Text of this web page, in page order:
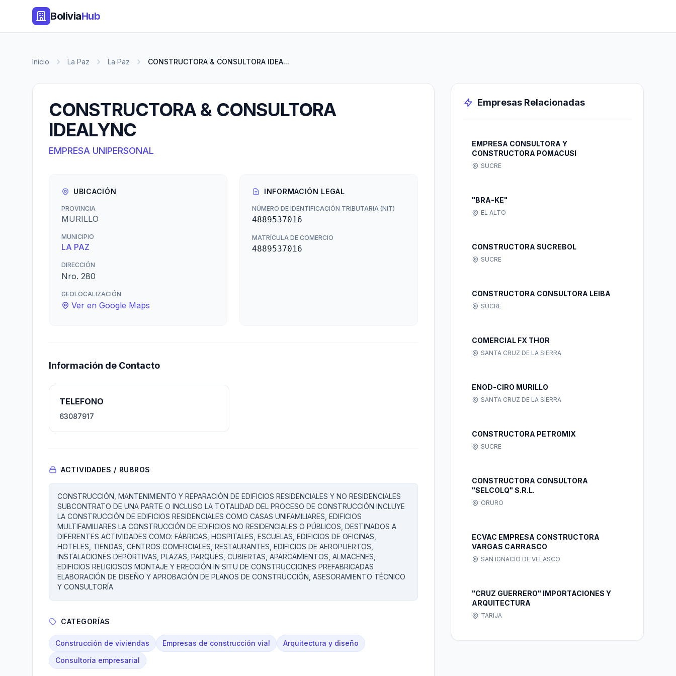
BoliviaHub
Inicio La Paz La Paz CONSTRUCTORA & CONSULTORA IDEA...
CONSTRUCTORA & CONSULTORA
IDEALYNC
EMPRESA UNIPERSONAL
UBICACIÓN
PROVINCIA
MURILLO
MUNICIPIO
LA PAZ
DIRECCIÓN
Nro. 280
GEOLOCALIZACIÓN
Ver en Google Maps
INFORMACIÓN LEGAL
NÚMERO DE IDENTIFICACIÓN TRIBUTARIA (NIT)
4889537016
MATRÍCULA DE COMERCIO
4889537016
Información de Contacto
TELEFONO
63087917
ACTIVIDADES / RUBROS
CONSTRUCCIÓN, MANTENIMIENTO Y REPARACIÓN DE EDIFICIOS RESIDENCIALES Y NO RESIDENCIALES
SUBCONTRATO DE UNA PARTE O INCLUSO LA TOTALIDAD DEL PROCESO DE CONSTRUCCIÓN INCLUYE
LA CONSTRUCCIÓN DE EDIFICIOS RESIDENCIALES COMO CASAS UNIFAMILIARES, EDIFICIOS
MULTIFAMILIARES LA CONSTRUCCIÓN DE EDIFICIOS NO RESIDENCIALES O PÚBLICOS, DESTINADOS A
DIFERENTES ACTIVIDADES COMO: FÁBRICAS, HOSPITALES, ESCUELAS, EDIFICIOS DE OFICINAS,
HOTELES, TIENDAS, CENTROS COMERCIALES, RESTAURANTES, EDIFICIOS DE AEROPUERTOS,
INSTALACIONES DEPORTIVAS, PLAZAS, PARQUES, CUBIERTAS, APARCAMIENTOS, ALMACENES,
EDIFICIOS RELIGIOSOS MONTAJE Y ERECCIÓN IN SITU DE CONSTRUCCIONES PREFABRICADAS
ELABORACIÓN DE DISEÑO Y APROBACIÓN DE PLANOS DE CONSTRUCCIÓN, ASESORAMIENTO TÉCNICO
Y CONSULTORÍA
CATEGORÍAS
Construcción de viviendas Empresas de construcción vial
Arquitectura y diseño
Consultoría empresarial
Empresas Relacionadas
EMPRESA CONSULTORA Y
CONSTRUCTORA POMACUSI
SUCRE
"BRA-KE"
EL ALTO
CONSTRUCTORA SUCREBOL
SUCRE
CONSTRUCTORA CONSULTORA LEIBA
SUCRE
COMERCIAL FX THOR
SANTA CRUZ DE LA SIERRA
ENOD-CIRO MURILLO
SANTA CRUZ DE LA SIERRA
CONSTRUCTORA PETROMIX
SUCRE
CONSTRUCTORA CONSULTORA
"SELCOLQ" S.R.L.
ORURO
ECVAC EMPRESA CONSTRUCTORA
VARGAS CARRASCO
SAN IGNACIO DE VELASCO
"CRUZ GUERRERO" IMPORTACIONES Y
ARQUITECTURA
TARIJA